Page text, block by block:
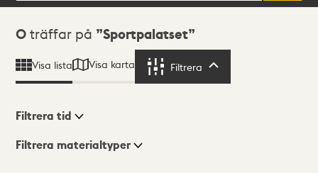
Sökresultat
0 träffar på Sportpalatset
Visa lista Visa karta Filtrera
Visningsläge
Filtrera tid
Filtrera materialtyper